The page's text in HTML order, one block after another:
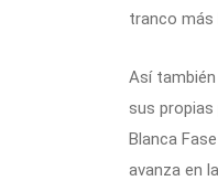
tranco más
Así
sus
Blanca
avanza en